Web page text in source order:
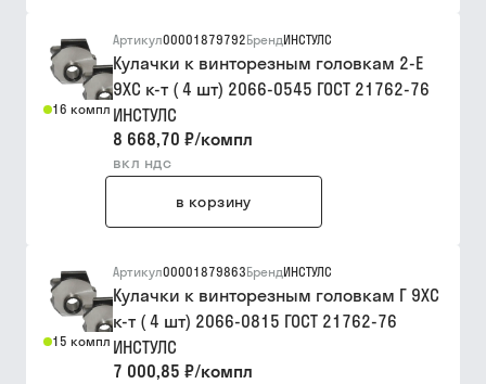
16 компл
Артикул00001879792БрендИНСТУЛС
Кулачки к винторезным головкам 2-Е
9ХС к-т ( 4 шт) 2066-0545 ГОСТ 21762-76
ИНСТУЛС
8 668,70 ₽/компл
вкл ндс
в корзину
15 компл
Артикул00001879863БрендИНСТУЛС
Кулачки к винторезным головкам Г 9ХС
к-т ( 4 шт) 2066-0815 ГОСТ 21762-76
ИНСТУЛС
7 000,85 ₽/компл